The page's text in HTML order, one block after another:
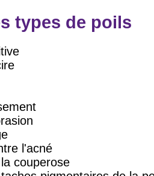
types de poils
l'acné
couperose